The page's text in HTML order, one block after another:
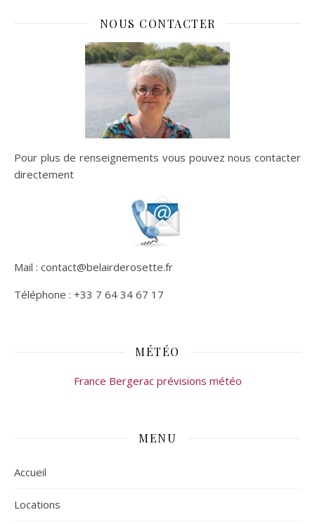
NOUS CONTACTER
Pour plus de renseignements vous pouvez nous contacter
directement
Mail : contact@belairderosette.fr
Téléphone : +33 7 64 34 67 17
MÉTÉO
France Bergerac prévisions météo
MENU
Accueil
Locations